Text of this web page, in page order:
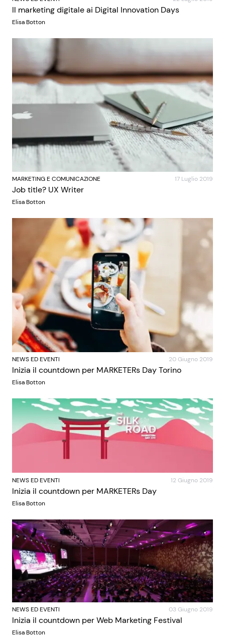
Il marketing digitale ai Digital Innovation Days
Elisa Botton
MARKETING E COMUNICAZIONE 17 Luglio 2019
Job title? UX Writer
Elisa Botton
NEWS ED EVENTI 20 Giugno 2019
Inizia il countdown per MARKETERs Day Torino
Elisa Botton
NEWS ED EVENTI 12 Giugno 2019
Inizia il countdown per MARKETERs Day
Elisa Botton
NEWS ED EVENTI 03 Giugno 2019
Inizia il countdown per Web Marketing Festival
Elisa Botton